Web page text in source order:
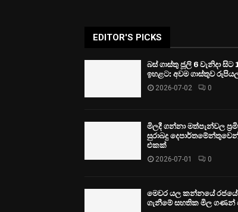
EDITOR'S PICKS
බස් ගාස්තු ජූලි 6 වැනිදා සිට
ඉහළට: අවම ගාස්තුව
2026-07-02 0
මිලදී ගන්නා මත්පැන්වල
සුරාබදු
එකක්
2026-07-01 0
මෙවර යල කන්නයේ රජයේ
ගැනීමේ සහතික මිල ගණන්